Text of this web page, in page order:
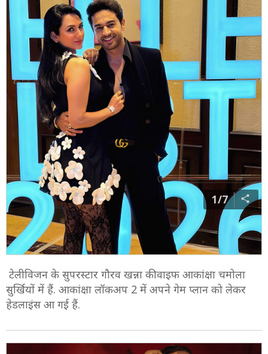
1/7
टेलीविजन के सुपरस्टार गौरव खन्ना की वाइफ आकांक्षा चमोला
सुर्खियों में हैं. आकांक्षा लॉकअप 2 में अपने गेम प्लान को लेकर
हेडलाइंस आ गई हैं.